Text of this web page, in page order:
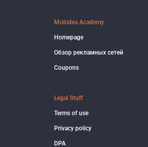
Mobidea Academy
Homepage
Обзор рекламных сетей
Coupons
Legal Stuff
Terms of use
Privacy policy
DPA